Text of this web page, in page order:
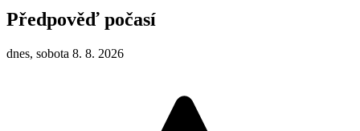
Předpověď počasí
dnes, sobota 8. 8. 2026